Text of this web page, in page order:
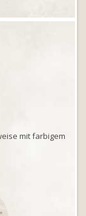
mit farbigem